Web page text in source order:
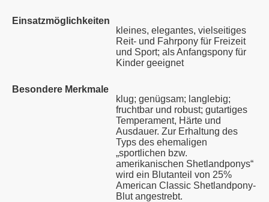
Einsatzmöglichkeiten
kleines, elegantes, vielseitiges
Reit- und Fahrpony für Freizeit
und Sport; als Anfangspony für
Kinder geeignet
Besondere Merkmale
klug; genügsam; langlebig;
fruchtbar und robust; gutartiges
Temperament, Härte und
Ausdauer. Zur Erhaltung des
Typs des ehemaligen
„sportlichen bzw.
amerikanischen Shetlandponys“
wird ein Blutanteil von 25%
American Classic Shetlandpony-
Blut angestrebt.